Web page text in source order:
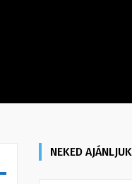
NEKED AJÁNLJUK